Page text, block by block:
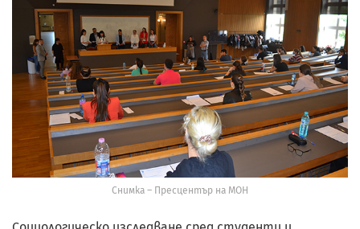
Снимка – Пресцентър на МОН